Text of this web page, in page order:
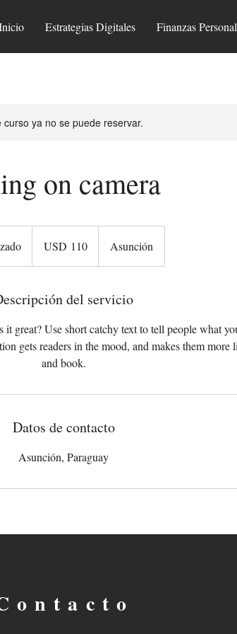
Estrategias Digitales Finanzas
curso ya no se puede reservar.
on camera
F
i
a
i
z
o
estadounidenses
USD 110 Asunción
del servicio
it great? Use short catchy text to tell people what
gets readers in the mood, and makes them more
and book.
Datos de contacto
Asunción, Paraguay